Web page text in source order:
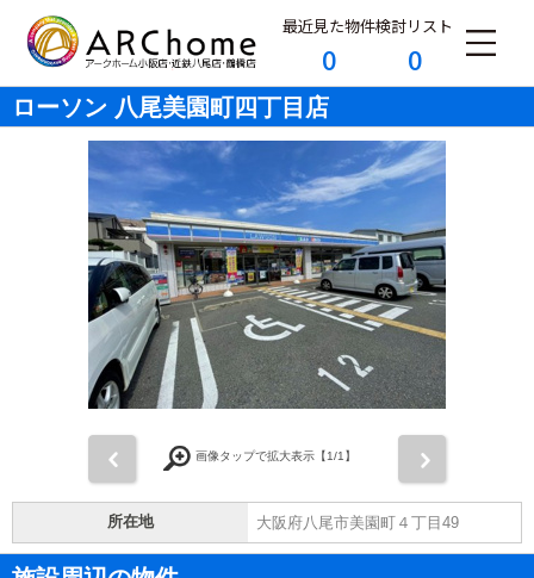
最近見た物件
0
検討リスト
0
ローソン 八尾美園町四丁目店
画像タップで拡大表示【1/1】
所在地 大阪府八尾市美園町４丁目49